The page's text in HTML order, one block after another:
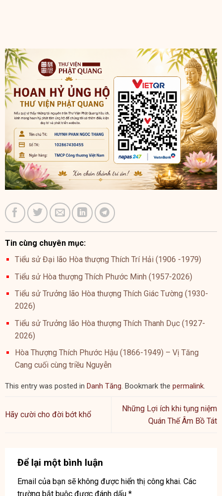
Tin cùng chuyên mục:
Tiểu sử Đại lão Hòa thượng Thích Trí Hải (1906 -1979)
Tiểu sử Hòa thượng Thích Phước Minh (1957-2026)
Tiểu sử Trưởng lão Hòa thượng Thích Giác Tường (1930-
2026)
Tiểu sử Trưởng lão Hòa thượng Thích Thanh Dục (1927-
2026)
Hòa Thượng Thích Phước Hậu (1866-1949) – Vị Tăng
Cang cuối cùng triều Nguyễn
This entry was posted in Danh Tăng . Bookmark the permalink
Hãy cười cho đời bớt khổ
Những Lợi ích khi tụng niệm
Quán Thế Âm Bồ Tát
Để lại một bình luận
Email của bạn sẽ không được hiển thị công khai. Các
trường bắt buộc được đánh dấu *